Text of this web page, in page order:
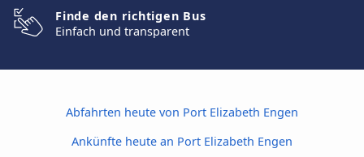
Finde den richtigen Bus
Einfach und transparent
Abfahrten heute von Port Elizabeth Engen
Ankünfte heute an Port Elizabeth Engen